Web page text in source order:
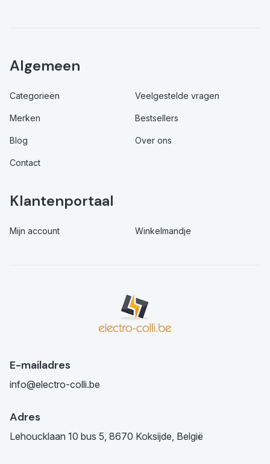
Algemeen
Categorieën Veelgestelde vragen
Merken Bestsellers
Blog Over ons
Contact
Klantenportaal
Mijn account Winkelmandje
E-mailadres
info@electro-colli.be
Adres
Lehoucklaan 10 bus 5, 8670 Koksijde, België